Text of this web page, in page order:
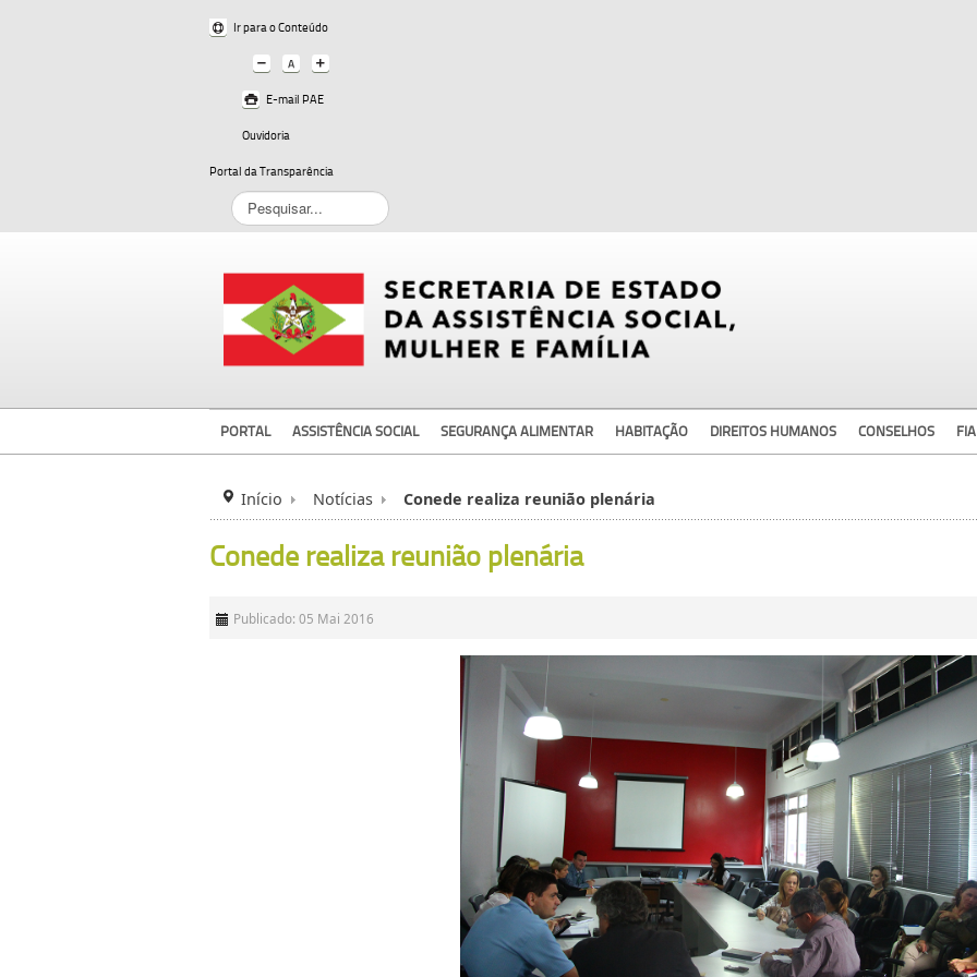
Ir para o Conteúdo
E-mail PAE
Ouvidoria
Portal da Transparência
Pesquisar...
PORTAL ASSISTÊNCIA SOCIAL SEGURANÇA ALIMENTAR HABITAÇÃO DIREITOS HUMANOS CONSELHOS FIA
Início Notícias Conede realiza reunião plenária
Conede realiza reunião plenária
Publicado: 05 Mai 2016